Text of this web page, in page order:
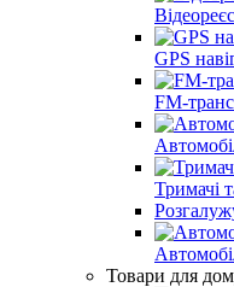
GPS
FM-
Тримачі
Товари для